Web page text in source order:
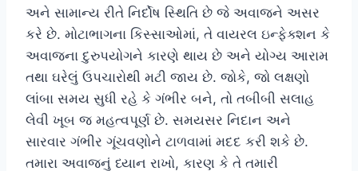
અને સામાન્ય રીતે નિર્દોષ સ્થિતિ છે જે અવાજને અસર
કરે છે. મોટાભાગના કિસ્સાઓમાં, તે વાયરલ ઇન્ફેક્શન કે
અવાજના દુરુપયોગને કારણે થાય છે અને યોગ્ય આરામ
તથા ઘરેલું ઉપચારોથી મટી જાય છે. જોકે, જો લક્ષણો
લાંબા સમય સુધી રહે કે ગંભીર બને, તો તબીબી સલાહ
લેવી ખૂબ જ મહત્વપૂર્ણ છે. સમયસર નિદાન અને
સારવાર ગંભીર ગૂંચવણોને ટાળવામાં મદદ કરી શકે છે.
તમારા અવાજનું ધ્યાન રાખો, કારણ કે તે તમારી